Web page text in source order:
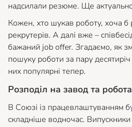
надсилали резюме. Ще
Кожен, хто шукав роботу, хоча б
рекрутерів. А далі вже –
бажаний job offer. Згадаємо, як
пошуку роботи за пару десятиріч
них популярні тепер.
Розподіл на завод та
В Союзі із працевлаштуванням
складніше водночас.